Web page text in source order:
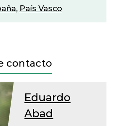
, País Vasco
contacto
Eduardo
Abad